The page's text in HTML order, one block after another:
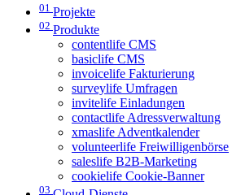
01 Projekte
02 Produkte
contentlife CMS
basiclife CMS
invoicelife Fakturierung
surveylife Umfragen
invitelife Einladungen
contactlife Adressverwaltung
xmaslife Adventkalender
volunteerlife Freiwilligenbörse
saleslife B2B-Marketing
cookielife Cookie-Banner
03